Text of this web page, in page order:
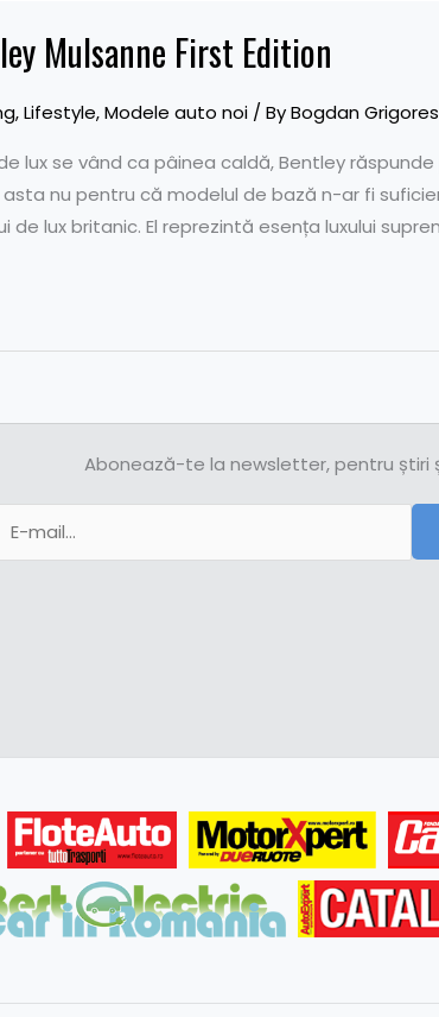
Mulsanne First Edition
,Lifestyle,Modele auto noi / ByBogdan
lux se vând ca pâinea caldă, Bentley
asta nu pentru că modelul de bază n-ar fi
de lux britanic. El reprezintă esența luxului
Abonează-te la newsletter, pentru știri